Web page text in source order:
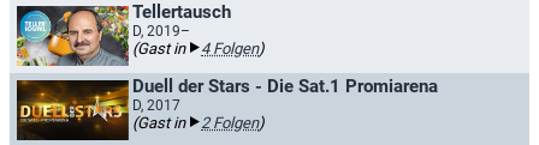
Tellertausch
D, 2019–
(Gast in 4 Folgen)
Duell der Stars - Die Sat.1 Promiarena
D, 2017
(Gast in 2 Folgen)